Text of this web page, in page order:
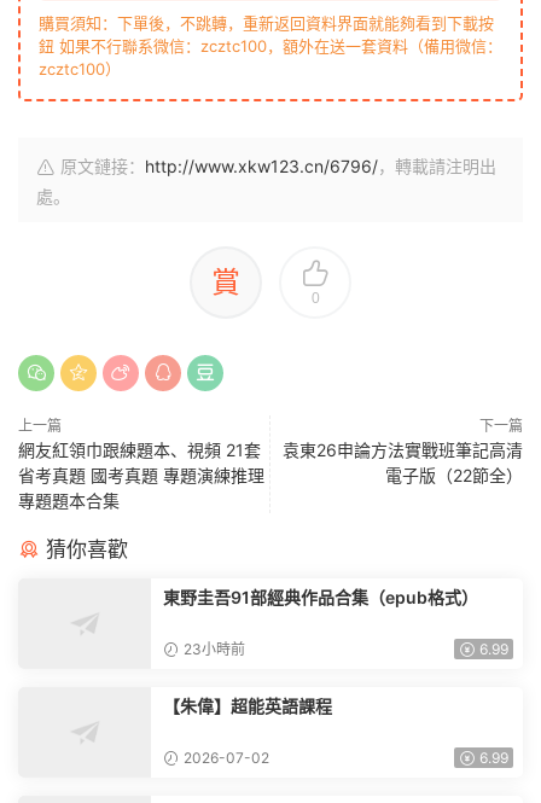
購買須知：下單後，不跳轉，重新返回資料界面就能夠看到下載按
鈕 如果不行聯系微信：zcztc100，額外在送一套資料（備用微信：
zcztc100）
原文鏈接： http://www.xkw123.cn/6796/，轉載請注明出
處。
賞 0
上一篇
網友紅領巾跟練題本、視頻 21套
省考真題 國考真題 專題演練推理
專題題本合集
下一篇
袁東26申論方法實戰班筆記高清
電子版（22節全）
猜你喜歡
東野圭吾91部經典作品合集（epub格式）
23小時前 6.99
【朱偉】超能英語課程
2026-07-02 6.99